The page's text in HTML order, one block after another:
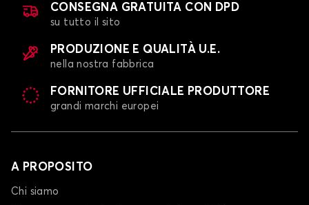
CONSEGNA GRATUITA CON DPD
su tutto il sito
PRODUZIONE E QUALITÀ U.E.
nella nostra fabbrica
FORNITORE UFFICIALE PRODUTTORE
grandi marchi europei
A PROPOSITO
Chi siamo